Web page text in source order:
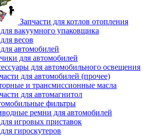
Запчасти для котлов отопления
вакуумного упаковщика
весов
автомобилей
для автомобилей
для автомобильного освещения
для автомобилей (прочее)
и трансмиссионные масла
для автомагнитол
фильтры
ремни для автомобилей
игровых приставок
гироскутеров